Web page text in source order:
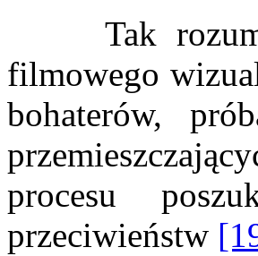
Tak
filmowego
bohaterów,
procesu
przeciwieństw